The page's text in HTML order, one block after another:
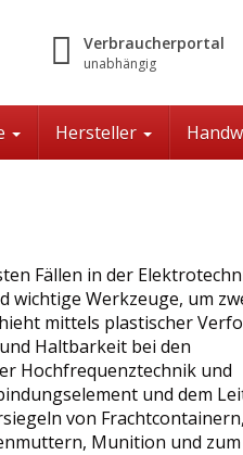
Verbraucherportal
unabhängig
Hersteller
Fällen in der
wichtige Werkzeuge, um
mittels plastischer
Haltbarkeit bei den
Hochfrequenztechnik und
und dem
von
Munition und zum